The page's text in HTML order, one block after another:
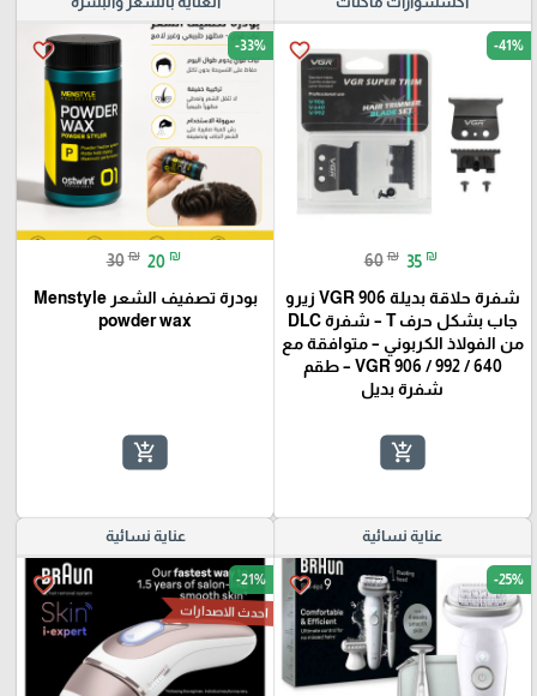
favorite_border -41%
60 ₪ 35 ₪
شفرة حلاقة بديلة VGR 906 زيرو
جاب بشكل حرف T – شفرة DLC
من الفولاذ الكربوني – متوافقة مع
VGR 906 / 992 / 640 – طقم
شفرة بديل
add_shopping_cart
favorite_border -33%
30 ₪ 20 ₪
بودرة تصفيف الشعر Menstyle
powder wax
add_shopping_cart
عناية نسائية
favorite_border -25%
عناية نسائية
favorite_border -21%
احدث الاصدارات